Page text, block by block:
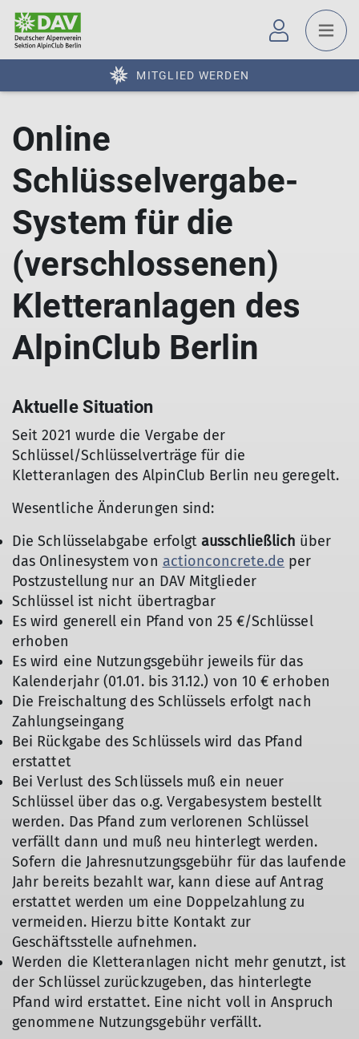
MITGLIED WERDEN
Online
Schlüsselvergabe-
System für die
(verschlossenen)
Kletteranlagen des
AlpinClub Berlin
Aktuelle Situation
Seit 2021 wurde die Vergabe der
Schlüssel/Schlüsselverträge für die
Kletteranlagen des AlpinClub Berlin neu geregelt.
Wesentliche Änderungen sind:
Die Schlüsselabgabe erfolgtausschließlich über
das Onlinesystem von actionconcrete.de per
Postzustellung nur an DAV Mitglieder
Schlüssel ist nicht übertragbar
Es wird generell ein Pfand von 25 €/Schlüssel
erhoben
Es wird eine Nutzungsgebühr jeweils für das
Kalenderjahr (01.01. bis 31.12.) von 10 € erhoben
Die Freischaltung des Schlüssels erfolgt nach
Zahlungseingang
Bei Rückgabe des Schlüssels wird das Pfand
erstattet
Bei Verlust des Schlüssels muß ein neuer
Schlüssel über das o.g. Vergabesystem bestellt
werden. Das Pfand zum verlorenen Schlüssel
verfällt dann und muß neu hinterlegt werden.
Sofern die Jahresnutzungsgebühr für das laufende
Jahr bereits bezahlt war, kann diese auf Antrag
erstattet werden um eine Doppelzahlung zu
vermeiden. Hierzu bitte Kontakt zur
Geschäftsstelle aufnehmen.
Werden die Kletteranlagen nicht mehr genutzt, ist
der Schlüssel zurückzugeben, das hinterlegte
Pfand wird erstattet. Eine nicht voll in Anspruch
genommene Nutzungsgebühr verfällt.